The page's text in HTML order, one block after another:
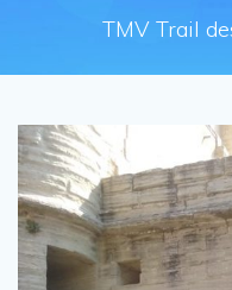
TMV Trail